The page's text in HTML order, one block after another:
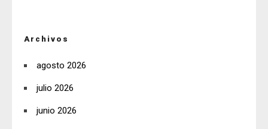
Archivos
agosto 2026
julio 2026
junio 2026